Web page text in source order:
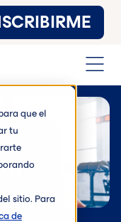
que el
tu
sitio. Para
de